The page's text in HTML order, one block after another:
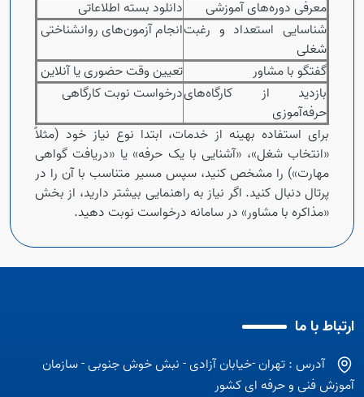
معرفی دوره‌های آموزشی
دانلود بسته اطلاعاتی
شناسایی استعداد و رغبت
شغلی
انجام آزمون‌های روانشناختی
گفتگو با مشاور
تعیین وقت حضوری یا آنلاین
بازدید از کارگاه‌های
حرفه‌آموزی
درخواست نوبت کارگاهی
برای استفاده بهینه از خدمات، ابتدا نوع نیاز خود (مثلاً
«انتخاب شغل»، «آشنایی با یک حرفه» یا «دریافت گواهی
مهارت») را مشخص کنید، سپس مسیر متناسب با آن را در
پرتال دنبال کنید. اگر نیاز به راهنمایی بیشتر دارید، از بخش
«مذاکره با مشاور» در سامانه درخواست نوبت دهید.
ارتباط با ما
آدرس : تهران -خیابان آزادی - نبش خوش جنوبی - سازمان
آموزش فنی و حرفه ای کشور